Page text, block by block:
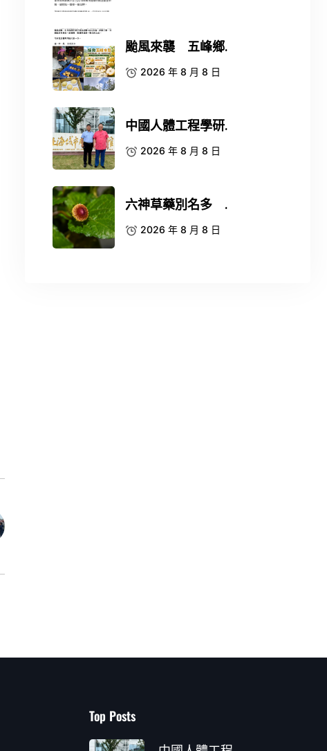
颱風來襲 五峰鄉.
2026 年 8 月 8 日
中國人體工程學研.
2026 年 8 月 8 日
六神草藥別名多 .
2026 年 8 月 8 日
Top Posts